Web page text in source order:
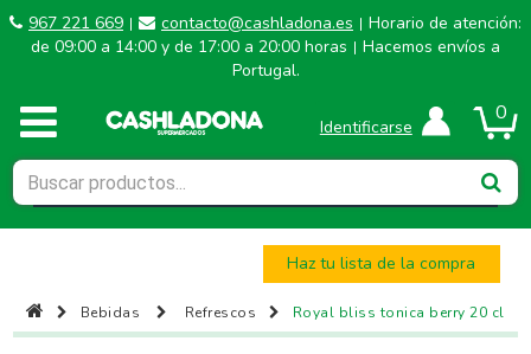
967 221 669 | contacto@cashladona.es | Horario de atención:
de 09:00 a 14:00 y de 17:00 a 20:00 horas | Hacemos envíos a
Portugal.
0
Identificarse
Haz tu lista de la compra
Bebidas Refrescos Royal bliss tonica berry 20 cl